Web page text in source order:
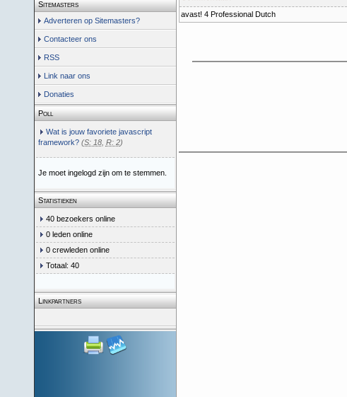
Sitemasters
Adverteren op Sitemasters?
Contacteer ons
RSS
Link naar ons
Donaties
Poll
Wat is jouw favoriete javascript
framework? (S: 18, R: 2)
Je moet ingelogd zijn om te stemmen.
Statistieken
40 bezoekers online
0 leden online
0 crewleden online
Totaal: 40
Linkpartners
avast! 4 Professional Dutch